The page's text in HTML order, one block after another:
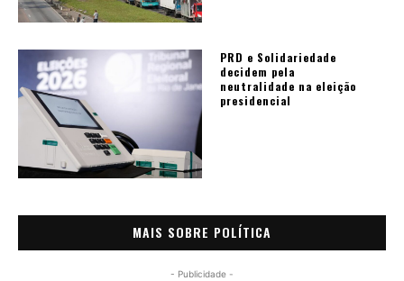
PRD e Solidariedade
decidem pela
neutralidade na eleição
presidencial
MAIS SOBRE POLÍTICA
- Publicidade -